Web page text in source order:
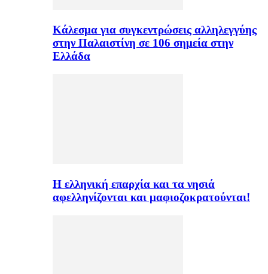
Κάλεσμα για συγκεντρώσεις αλληλεγγύης
στην Παλαιστίνη σε 106 σημεία στην
Ελλάδα
H ελληνική επαρχία και τα νησιά
αφελληνίζονται και μαφιοζοκρατούνται!